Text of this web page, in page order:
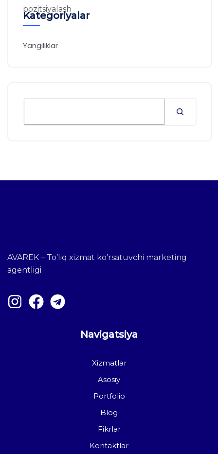
Kategoriyalar
Yangiliklar
AVAREK – To’liq xizmat ko’rsatuvchi marketing
agentligi
Navigatsiya
Xizmatlar
Asosiy
Portfolio
Blog
Fikrlar
Kontaktlar